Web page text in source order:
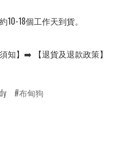
18個工作天到貨。
知】➡️ 【退貨及退款政策】
布甸狗